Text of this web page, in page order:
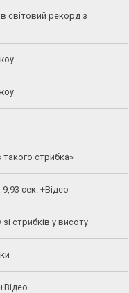
світовий рекорд з
такого стрибка»
сек. +Відео
стрибків у висоту